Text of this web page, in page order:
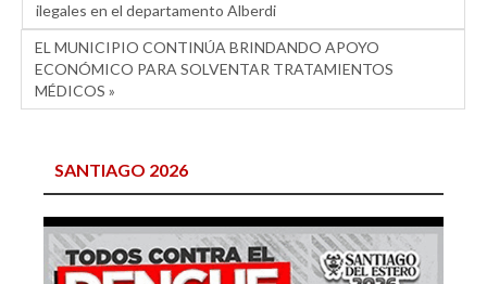
ilegales en el departamento Alberdi
EL MUNICIPIO CONTINÚA BRINDANDO APOYO
ECONÓMICO PARA SOLVENTAR TRATAMIENTOS
MÉDICOS »
SANTIAGO 2026